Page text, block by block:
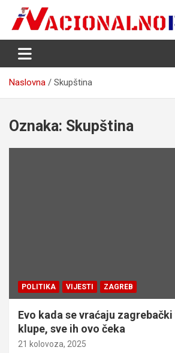
content
NacionalnoPlus.hr
Nacija želi znati više
Naslovna Skupština
Oznaka: Skupština
POLITIKA VIJESTI ZAGREB
Evo kada se vraćaju
klupe, sve ih ovo čeka
21 kolovoza, 2025